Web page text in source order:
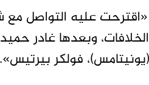
«اقترحت عليه التواصل
وبعدها غادر
فولكر بيرتيس».